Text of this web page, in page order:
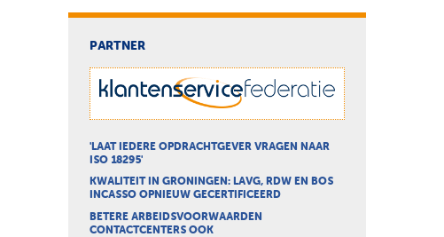
PARTNER
'LAAT IEDERE OPDRACHTGEVER VRAGEN NAAR
ISO 18295'
KWALITEIT IN GRONINGEN: LAVG, RDW EN BOS
INCASSO OPNIEUW GECERTIFICEERD
BETERE ARBEIDSVOORWAARDEN
CONTACTCENTERS OOK